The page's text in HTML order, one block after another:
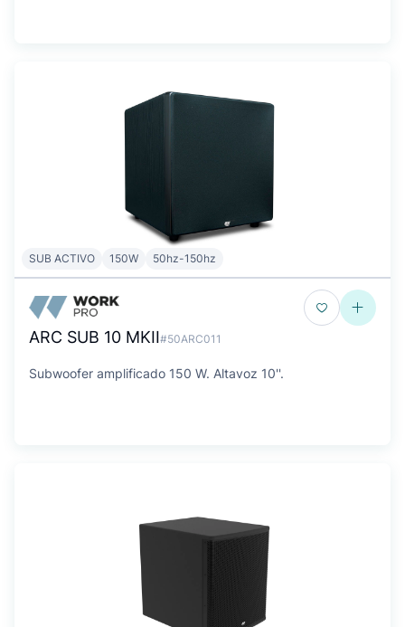
SUB ACTIVO 150W 50hz-150hz
ARC SUB 10 MKII#50ARC011
Subwoofer amplificado 150 W. Altavoz 10''.